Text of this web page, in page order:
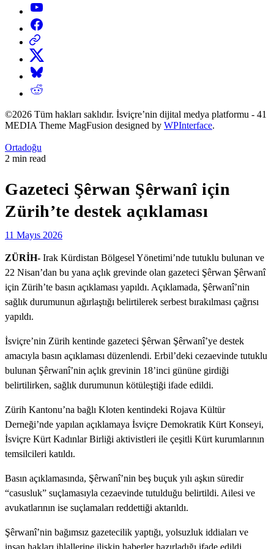
YouTube
Facebook
Threads
X
Bluesky
Reddit
©2026 Tüm hakları saklıdır. İsviçre’nin dijital medya platformu - 41
MEDIA Theme MagFusion designed by WPInterface.
Posted
in
Ortadoğu
Estimated
2 min read
Gazeteci Şêrwan Şêrwanî için
Zürih’te destek açıklaması
11 Mayıs 2026
ZÜRİH- Irak Kürdistan Bölgesel Yönetimi’nde tutuklu bulunan ve
22 Nisan’dan bu yana açlık grevinde olan gazeteci Şêrwan Şêrwanî
için Zürih’te basın açıklaması yapıldı. Açıklamada, Şêrwanî’nin
sağlık durumunun ağırlaştığı belirtilerek serbest bırakılması çağrısı
yapıldı.
İsviçre’nin Zürih kentinde gazeteci Şêrwan Şêrwanî’ye destek
amacıyla basın açıklaması düzenlendi. Erbil’deki cezaevinde tutuklu
bulunan Şêrwanî’nin açlık grevinin 18’inci gününe girdiği
belirtilirken, sağlık durumunun kötüleştiği ifade edildi.
Zürih Kantonu’na bağlı Kloten kentindeki Rojava Kültür
Derneği’nde yapılan açıklamaya İsviçre Demokratik Kürt Konseyi,
İsviçre Kürt Kadınlar Birliği aktivistleri ile çeşitli Kürt kurumlarının
temsilcileri katıldı.
Basın açıklamasında, Şêrwanî’nin beş buçuk yılı aşkın süredir
“casusluk” suçlamasıyla cezaevinde tutulduğu belirtildi. Ailesi ve
avukatlarının ise suçlamaları reddettiği aktarıldı.
Şêrwanî’nin bağımsız gazetecilik yaptığı, yolsuzluk iddiaları ve
insan hakları ihlallerine ilişkin haberler hazırladığı ifade edildi.